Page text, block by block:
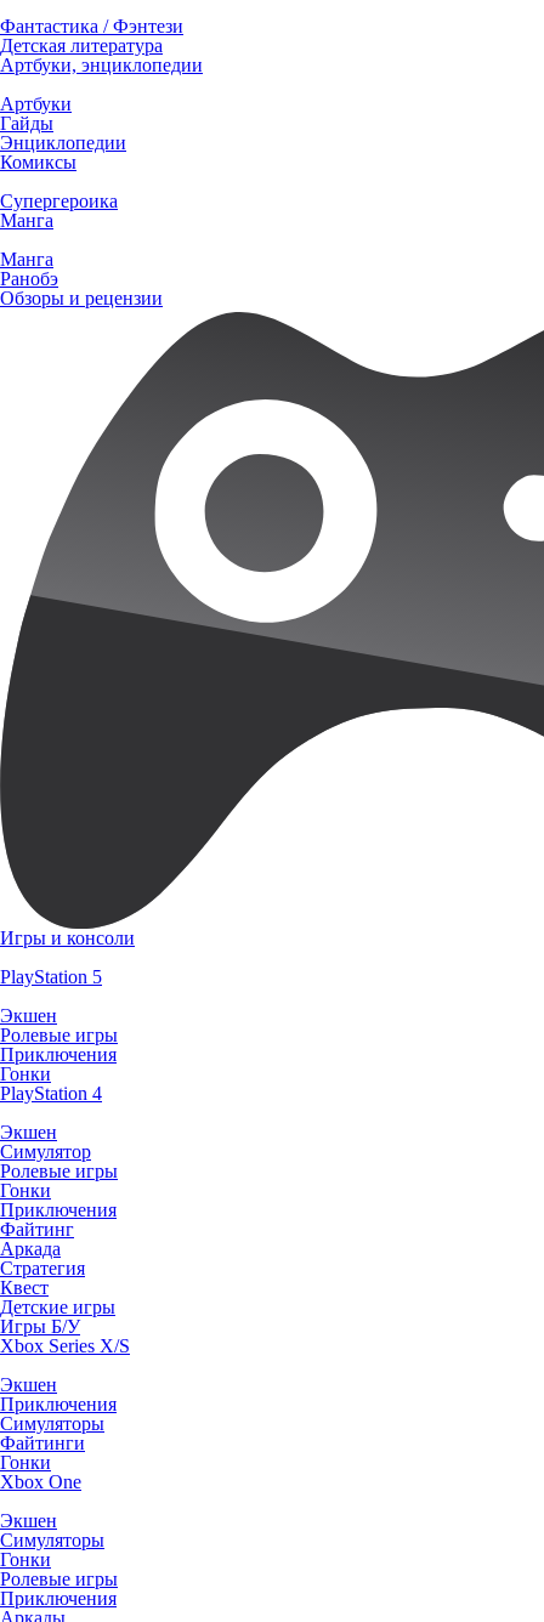
Фантастика / Фэнтези
Детская литература
Артбуки, энциклопедии
Артбуки
Гайды
Энциклопедии
Комиксы
Супергероика
Манга
Манга
Ранобэ
Обзоры и рецензии
Игры и консоли
PlayStation 5
Экшен
Ролевые игры
Приключения
Гонки
PlayStation 4
Экшен
Симулятор
Ролевые игры
Гонки
Приключения
Файтинг
Аркада
Стратегия
Квест
Детские игры
Игры Б/У
Xbox Series X/S
Экшен
Приключения
Симуляторы
Файтинги
Гонки
Xbox One
Экшен
Симуляторы
Гонки
Ролевые игры
Приключения
Аркады